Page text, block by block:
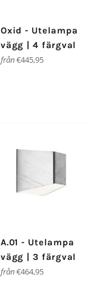
Oxid - Utelampa
vägg | 4 färgval
från€445,95
A.01 - Utelampa
vägg | 3 färgval
från€464,95